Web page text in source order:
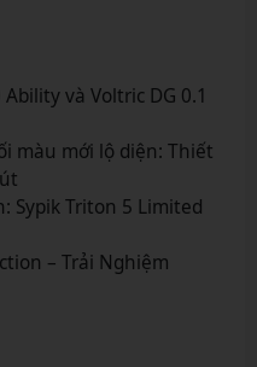
và Voltric DG 0.1
màu mới lộ diện: Thiết
Sypik Triton 5 Limited
– Trải Nghiệm